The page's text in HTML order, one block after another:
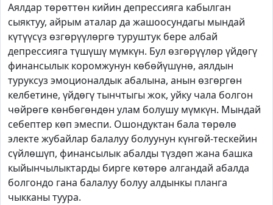
Аялдар төрөттөн кийин депрессияга кабылган
сыяктуу, айрым аталар да жашоосундагы мындай
күтүүсүз өзгөрүүлөргө туруштук бере албай
депрессияга түшүшү мүмкүн. Бул өзгөрүүлөр үйдөгү
финансылык коромжунун көбөйүшүнө, аялдын
туруксуз эмоционалдык абалына, анын өзгөргөн
келбетине, үйдөгү тынчтыгы жок, уйку чала болгон
чөйрөгө көнбөгөндөн улам болушу мүмкүн. Мындай
себептер көп эмеспи. Ошондуктан бала төрөлө
электе жубайлар балалуу болуунун күнгөй-тескейин
сүйлөшүп, финансылык абалды түздөп жана башка
кыйынчылыктарды бирге көтөрө алгандай абалда
болгондо гана балалуу болуу алдынкы планга
чыкканы туура.